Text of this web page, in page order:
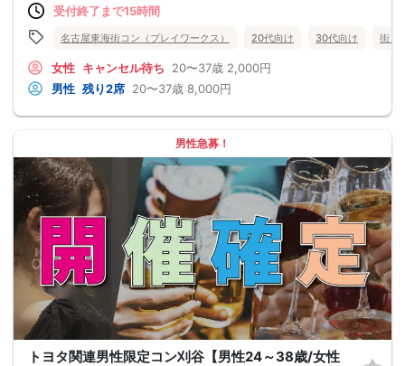
受付終了まで15時間
名古屋東海街コン（プレイワークス） 20代向け 30代向け 街コ
女性 キャンセル待ち 20〜37歳 2,000円
男性 残り2席 20〜37歳 8,000円
男性急募！
トヨタ関連男性限定コン刈谷【男性24～38歳/女性